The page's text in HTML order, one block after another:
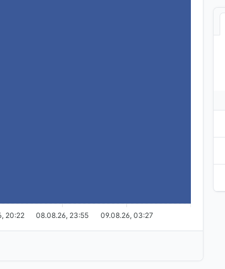
20:22 08.08.26, 23:55 09.08.26, 03:27